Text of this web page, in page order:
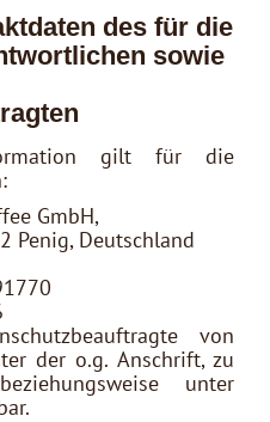
des für die
sowie
gilt für die
GmbH,
Penig, Deutschland
von
der o.g. Anschrift, zu
unter